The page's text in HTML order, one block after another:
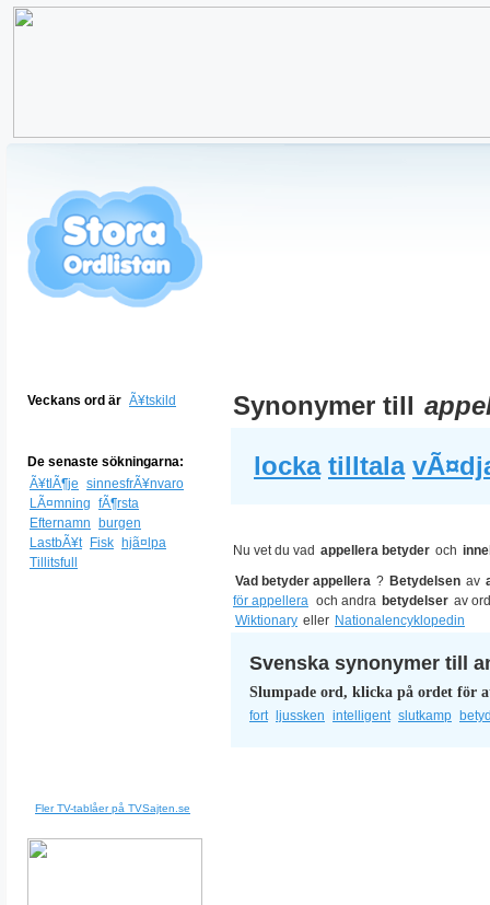
Veckans ord är Ã¥tskild
De senaste sökningarna:
Ã¥tlÃ¶je sinnesfrÃ¥nvaro
LÃ¤mning fÃ¶rsta
Efternamn
burgen
LastbÃ¥t
Fisk
hjã¤lpa
Tillitsfull
Fler TV-tablåer på TVSajten.se
Synonymer till
locka tilltala
Nu vet du vad appellera betyder och
Vad betyder appellera ? Betydelsen av
för appellera och andra betydelser av
Wiktionary eller Nationalencyklopedin
Svenska synonymer till
Slumpade ord, klicka på ordet för
fort ljussken intelligent slutkamp